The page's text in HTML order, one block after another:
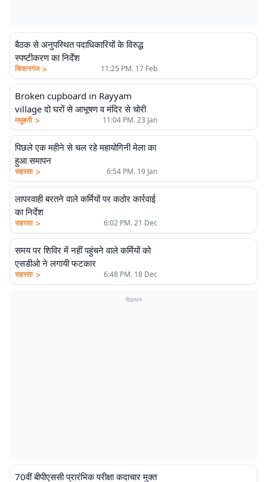
बैठक से अनुपस्थित पदाधिकारियों के विरुद्ध
स्पष्टीकरण का निर्देश
किशनगंज > 11:25 PM. 17 Feb
Broken cupboard in Rayyam
village दो घरों से आभूषण व मंदिर से चोरी
मधुबनी > 11:04 PM. 23 Jan
पिछले एक महीने से चल रहे महायोगिनी मेला का
हुआ समापन
सहरसा > 6:54 PM. 19 Jan
लापरवाही बरतने वाले कर्मियों पर कठोर कार्रवाई
का निर्देश
सहरसा > 6:02 PM. 21 Dec
समय पर शिविर में नहीं पहुंचने वाले कर्मियों को
एसडीओ ने लगायी फटकार
सहरसा > 6:48 PM. 18 Dec
विज्ञापन
70वीं बीपीएससी प्रारंभिक परीक्षा कदाचार मुक्त